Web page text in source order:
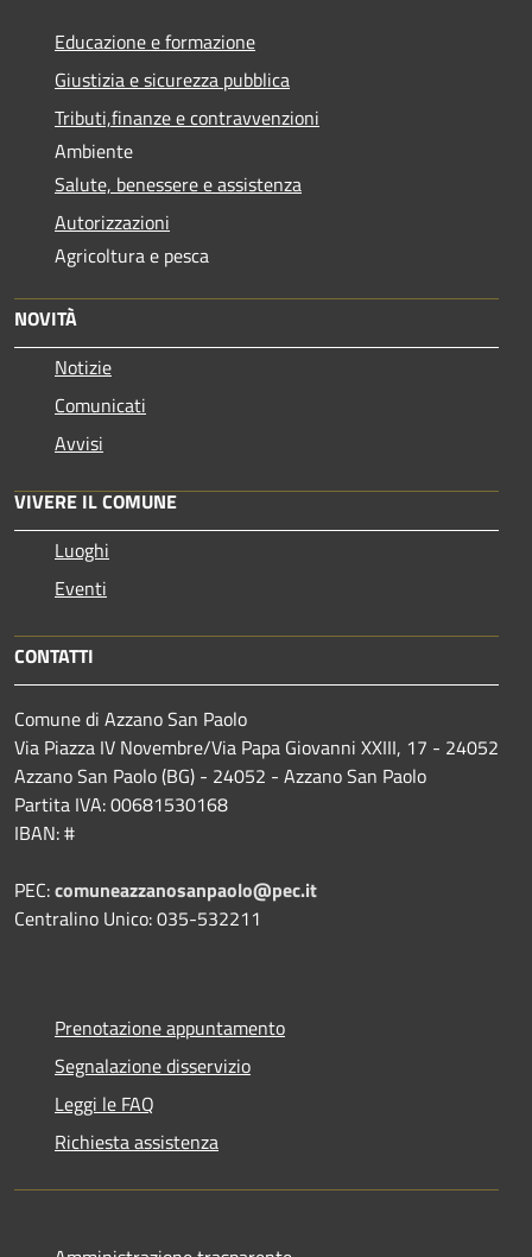
Educazione e formazione
Giustizia e sicurezza pubblica
Tributi,finanze e contravvenzioni
Ambiente
Salute, benessere e assistenza
Autorizzazioni
Agricoltura e pesca
NOVITÀ
Notizie
Comunicati
Avvisi
VIVERE IL COMUNE
Luoghi
Eventi
CONTATTI
Comune di Azzano San Paolo
Via Piazza IV Novembre/Via Papa Giovanni XXIII, 17 - 24052
Azzano San Paolo (BG) - 24052 - Azzano San Paolo
Partita IVA: 00681530168
IBAN: #
PEC:comuneazzanosanpaolo@pec.it
Centralino Unico: 035-532211
Prenotazione appuntamento
Segnalazione disservizio
Leggi le FAQ
Richiesta assistenza